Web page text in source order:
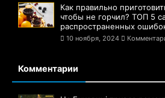
Как правильно
чтобы не горчил? ТОП 5
распространенных
10 ноября, 2024
Комментарии